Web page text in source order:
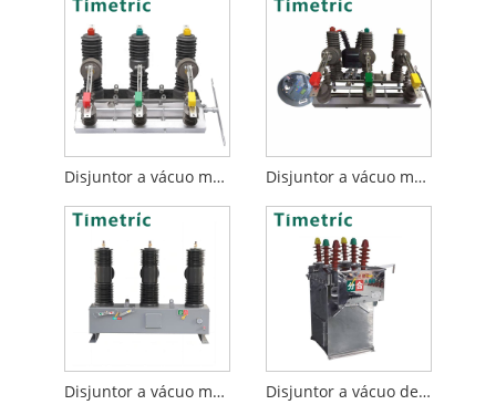
Disjuntor a vácuo montado em poste de 11 Kv Disjuntor a vácuo montado em poste de 24 Kv
Disjuntor a vácuo montado em poste 33kv Disjuntor a vácuo de limite externo